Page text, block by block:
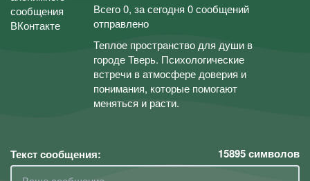
Всего 0, за сегодня 0 сообщений
отправлено
Теплое пространство для души в
городе Тверь. Психологические
встречи в атмосфере доверия и
понимания, которые помогают
меняться и расти.
Текст сообщения: 15895символов